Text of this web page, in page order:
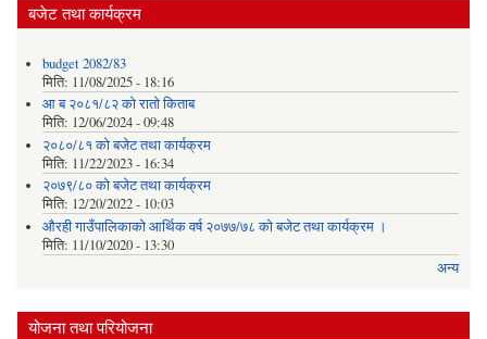
बजेट तथा कार्यक्रम
budget 2082/83
मिति: 11/08/2025 - 18:16
आ ब २०८१/८२ काे राताे किताब
मिति: 12/06/2024 - 09:48
२०८०/८१ को बजेट तथा कार्यक्रम
मिति: 11/22/2023 - 16:34
२०७९/८० को बजेट तथा कार्यक्रम
मिति: 12/20/2022 - 10:03
औरही गाउँपालिकाको आर्थिक वर्ष २०७७/७८ को बजेट तथा कार्यक्रम ।
मिति: 11/10/2020 - 13:30
अन्य
योजना तथा परियोजना